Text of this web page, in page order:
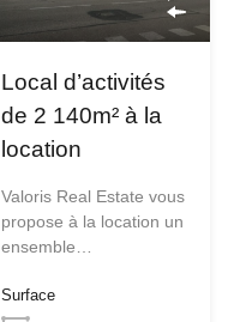
Local d’activités
de 2 140m² à la
location
Valoris Real Estate vous
propose à la location un
ensemble…
Surface